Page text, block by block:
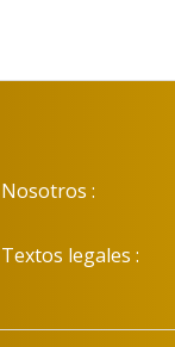
Nosotros :
Textos legales :